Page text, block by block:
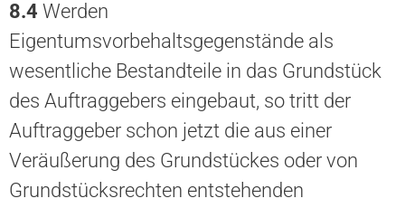
8.4 Werden
Eigentumsvorbehaltsgegenstände als
wesentliche Bestandteile in das Grundstück
des Auftraggebers eingebaut, so tritt der
Auftraggeber schon jetzt die aus einer
Veräußerung des Grundstückes oder von
Grundstücksrechten entstehenden